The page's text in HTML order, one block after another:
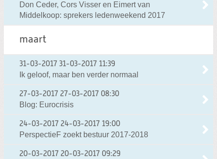
Don Ceder, Cors Visser en Eimert van
Middelkoop: sprekers ledenweekend 2017
maart
31-03-2017 31-03-2017 11:39
Ik geloof, maar ben verder normaal
27-03-2017 27-03-2017 08:30
Blog: Eurocrisis
24-03-2017 24-03-2017 19:00
PerspectieF zoekt bestuur 2017-2018
20-03-2017 20-03-2017 09:29